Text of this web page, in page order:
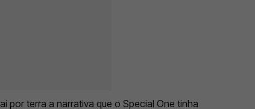
por terra a narrativa que o Special One tinha